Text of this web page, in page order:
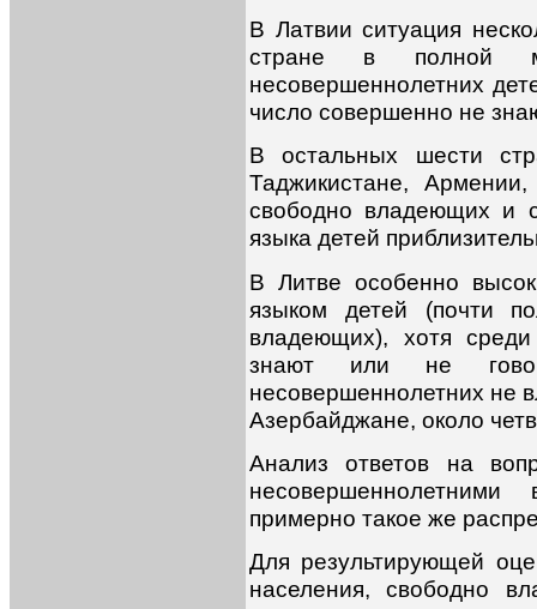
В Латвии ситуация
стране в полной
несовершеннолетних
число совершенно не
В остальных шести
Таджикистане,
свободно владеющих и
языка детей
В Литве особенно
языком детей (почти
владеющих), хотя
знают или не
несовершеннолетних не
Азербайджане, около
Анализ ответов на
несовершеннолетними
примерно такое же
Для результирующей
населения, свободно